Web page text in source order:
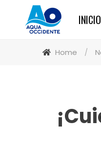
INICIO
Home /